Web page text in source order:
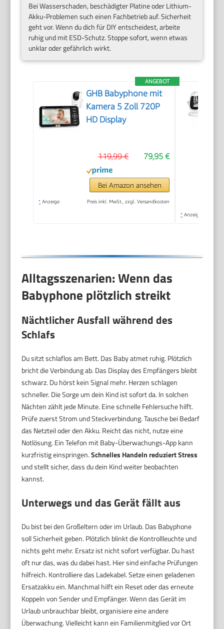
Bei Wasserschaden, beschädigter Platine oder Lithium-
Akku-Problemen such einen Fachbetrieb auf. Sicherheit
geht vor. Wenn du dich für DIY entscheidest, arbeite
ruhig und mit ESD-Schutz. Stoppe sofort, wenn etwas
unklar oder gefährlich wirkt.
ANGEBOT
GHB Babyphone mit
Kamera 5 Zoll 720P
HD Display
79,95 €
119,99 €
Bei Amazon ansehen
* Anzeige Preis inkl. MwSt., zzgl. Versandkosten
* Anzeige
Alltagsszenarien: Wenn das
Babyphone plötzlich streikt
Nächtlicher Ausfall während des
Schlafs
Du sitzt schlaflos am Bett. Das Baby atmet ruhig. Plötzlich
bricht die Verbindung ab. Das Display des Empfängers bleibt
schwarz. Du hörst kein Signal mehr. Herzen schlagen
schneller. Die Sorge um dein Kind ist sofort da. In solchen
Nächten zählt jede Minute. Eine schnelle Fehlersuche hilft.
Prüfe zuerst Strom und Steckverbindung. Tausche bei Bedarf
das Netzteil oder den Akku. Reicht das nicht, nutze eine
Notlösung. Ein Telefon mit Baby-Überwachungs-App kann
kurzfristig einspringen.Schnelles Handeln reduziert Stress
und stellt sicher, dass du dein Kind weiter beobachten
kannst.
Unterwegs und das Gerät fällt aus
Du bist bei den Großeltern oder im Urlaub. Das Babyphone
soll Sicherheit geben. Plötzlich blinkt die Kontrollleuchte und
nichts geht mehr. Ersatz ist nicht sofort verfügbar. Du hast
oft nur das, was du dabei hast. Hier sind einfache Prüfungen
hilfreich. Kontrolliere das Ladekabel. Setze einen geladenen
Ersatzakku ein. Manchmal hilft ein Reset oder das erneute
Koppeln von Sender und Empfänger. Wenn das Gerät im
Urlaub unbrauchbar bleibt, organisiere eine andere
Überwachung. Vielleicht kann ein Familienmitglied vor Ort